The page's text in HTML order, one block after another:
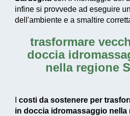
infine si provvede ad eseguire
dell'ambiente e a smaltire
trasformare
doccia
nella regione
costi da sostenere per
in doccia idromassaggio nella